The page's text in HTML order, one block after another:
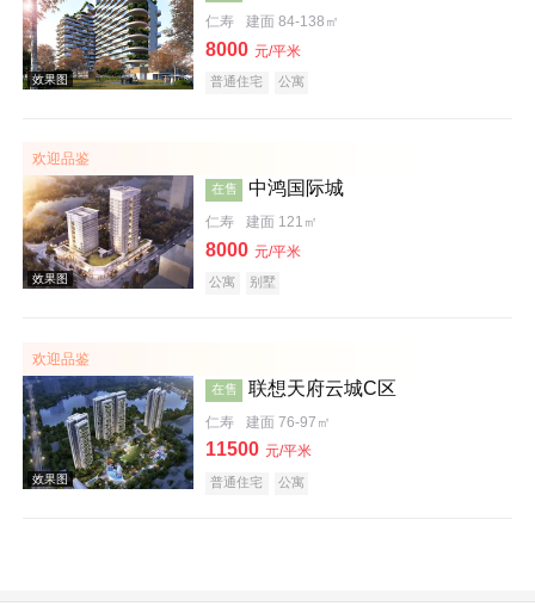
仁寿 建面 84-138㎡
8000 元/平米
普通住宅 公寓
欢迎品鉴
在售 中鸿国际城
仁寿 建面 121㎡
8000 元/平米
公寓 别墅
欢迎品鉴
在售 联想天府云城C区
仁寿 建面 76-97㎡
11500 元/平米
普通住宅 公寓